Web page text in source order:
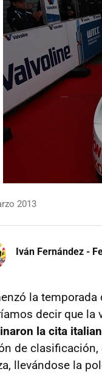
2013
Iván Fernández -
la
decir que la
la cita
de clasificación,
llevándose la